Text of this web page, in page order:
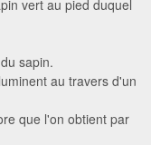
vert au pied duquel
sapin.
au travers d'un
que l'on obtient par